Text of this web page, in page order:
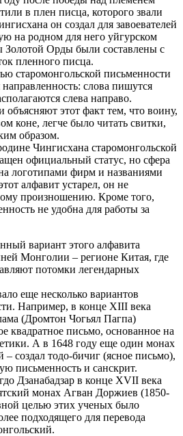
в плен писца, которого звали
он создал для завоевателей
на родном для него уйгурском
Золотой Орды были составлены с
пленного писца.
старомонгольской письменности
направленность: слова пишутся
слева направо.
объясняют этот факт тем, что воину,
коне, легче было читать свитки,
образом.
Чингисхана старомонгольской
официальный статус, но сфера
логотипами фирм и названиями
алфавит устарел, он не
произношению. Кроме того,
не удобна для работы за
вариант этого алфавита
Монголии – регионе Китая, где
потомки легендарных
еще несколько вариантов
Например, в конце XIII века
(Дромтон Чогьял Пагпа)
квадратное письмо, основанное на
А в 1648 году еще один монах
создал тодо-бичиг (ясное письмо),
письменность и санскрит.
Дзанабадзар в конце XVII века
монах Агван Доржиев (1850-
целью этих ученых было
подходящего для перевода